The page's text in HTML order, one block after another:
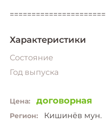
Характеристики
Состояние
Год выпуска
Цена: договорная
Регион: Кишинёв мун.